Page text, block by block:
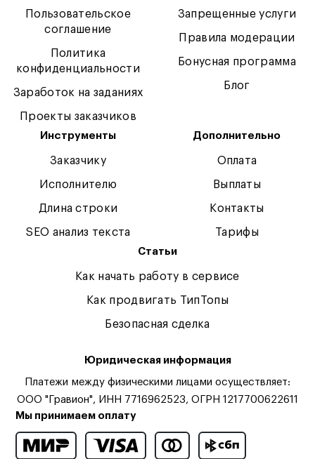
Пользовательское
соглашение
Политика
конфиденциальности
Заработок на заданиях
Проекты заказчиков
Запрещенные услуги
Правила модерации
Бонусная программа
Блог
Инструменты
Заказчику
Исполнителю
Длина строки
SEO анализ текста
Дополнительно
Оплата
Выплаты
Контакты
Тарифы
Статьи
Как начать работу в сервисе
Как продвигать ТипТопы
Безопасная сделка
Юридическая информация
Платежи между физическими лицами осуществляет:
ООО "Гравион", ИНН 7716962523, ОГРН 1217700622611
Мы принимаем оплату